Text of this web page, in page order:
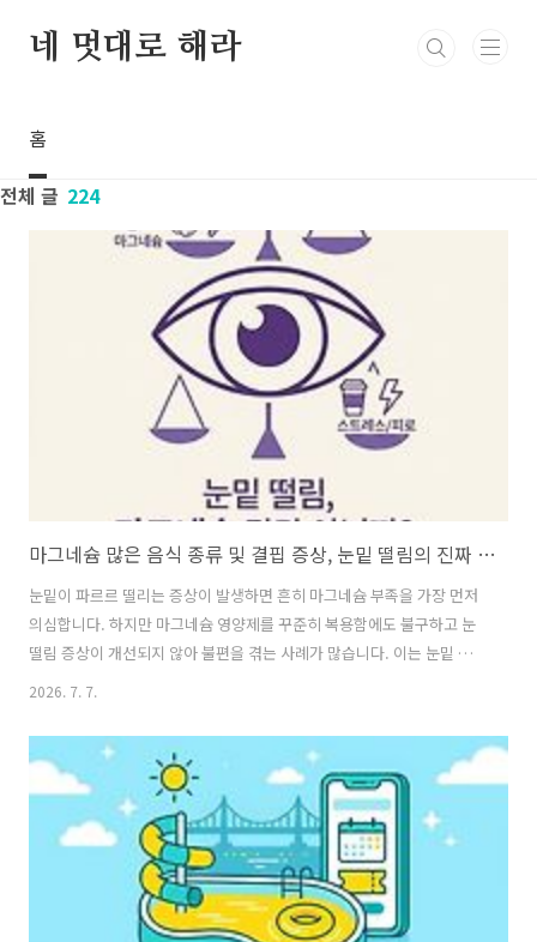
네 멋대로 해라
홈
전체 글 224
마그네슘 많은 음식 종류 및 결핍 증상, 눈밑 떨림의 진짜 원인 [2026]
눈밑이 파르르 떨리는 증상이 발생하면 흔히 마그네슘 부족을 가장 먼저
의심합니다. 하지만 마그네슘 영양제를 꾸준히 복용함에도 불구하고 눈
떨림 증상이 개선되지 않아 불편을 겪는 사례가 많습니다. 이는 눈밑 떨
림의 원인이 미네랄 결핍 외에도 다양한 일상적 변수에 기인하기 때문입
보고, 식품으로 섭취 가능한 마그네슘이 많은 음식 종류를 정리했습니다.
아울러 마그네슘 결핍 외에 눈 떨림을 유발하는 진짜 원인과 일상 속 해
결 예방법까지 공식 의학 정보를 기반으로 핵심만 정밀 분석합니다.📌 핵
심 정보 요약 (30초 팩트 체크)마그네슘의 핵심 기능: 신경 자극 전달, 근
육 수축·이완 조절, 수면 장애 개선결핍 시 위험 신호: 만성 피로, 근육
2026. 7. 7.